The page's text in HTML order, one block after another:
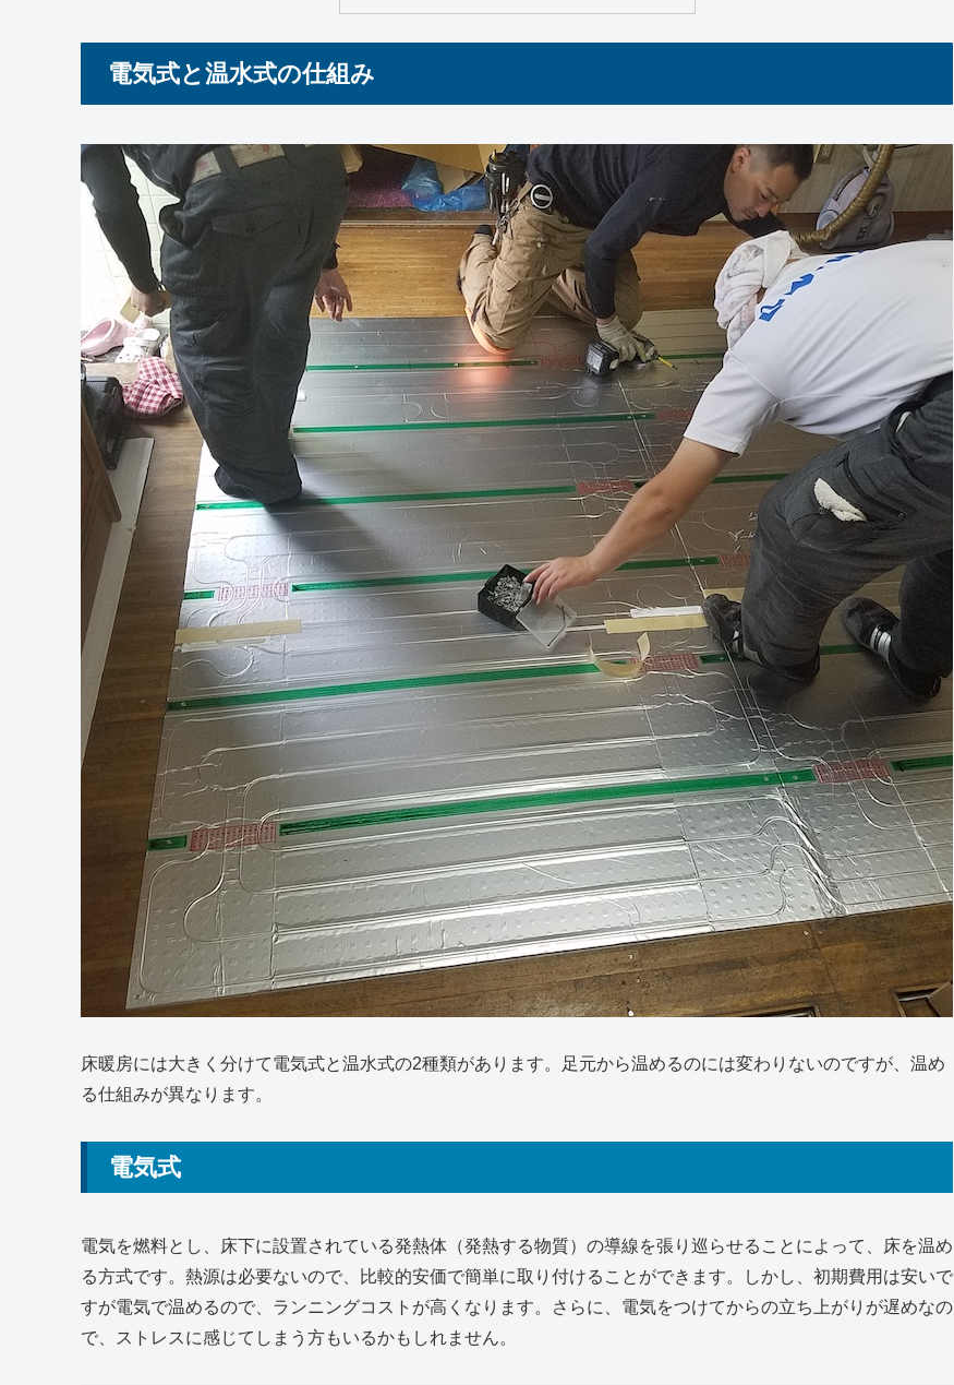
電気式と温水式の仕組み
床暖房には大きく分けて電気式と温水式の2種類があります。足元から温めるのには変わりないのですが、温め
る仕組みが異なります。
電気式
電気を燃料とし、床下に設置されている発熱体（発熱する物質）の導線を張り巡らせることによって、床を温め
る方式です。熱源は必要ないので、比較的安価で簡単に取り付けることができます。しかし、初期費用は安いで
すが電気で温めるので、ランニングコストが高くなります。さらに、電気をつけてからの立ち上がりが遅めなの
で、ストレスに感じてしまう方もいるかもしれません。